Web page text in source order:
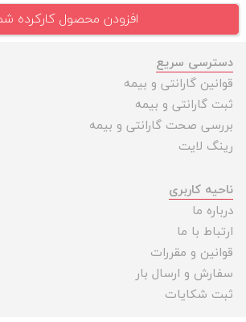
افزودن محصول کارکرده
دسترسی سریع
قوانین گارانتی و بیمه
ثبت گارانتی و بیمه
بررسی صحت گارانتی و بیمه
رینگ لایت
ناحیه کاربری
درباره ما
ارتباط با ما
قوانین و مقررات
سفارش و ارسال بار
ثبت شکایات